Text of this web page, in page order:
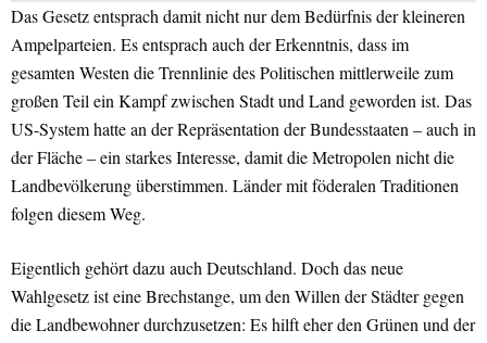
Das Gesetz entsprach damit nicht nur dem Bedürfnis der kleineren
Ampelparteien. Es entsprach auch der Erkenntnis, dass im
gesamten Westen die Trennlinie des Politischen mittlerweile zum
großen Teil ein Kampf zwischen Stadt und Land geworden ist. Das
US-System hatte an der Repräsentation der Bundesstaaten – auch in
der Fläche – ein starkes Interesse, damit die Metropolen nicht die
Landbevölkerung überstimmen. Länder mit föderalen Traditionen
folgen diesem Weg.
Eigentlich gehört dazu auch Deutschland. Doch das neue
Wahlgesetz ist eine Brechstange, um den Willen der Städter gegen
die Landbewohner durchzusetzen: Es hilft eher den Grünen und der